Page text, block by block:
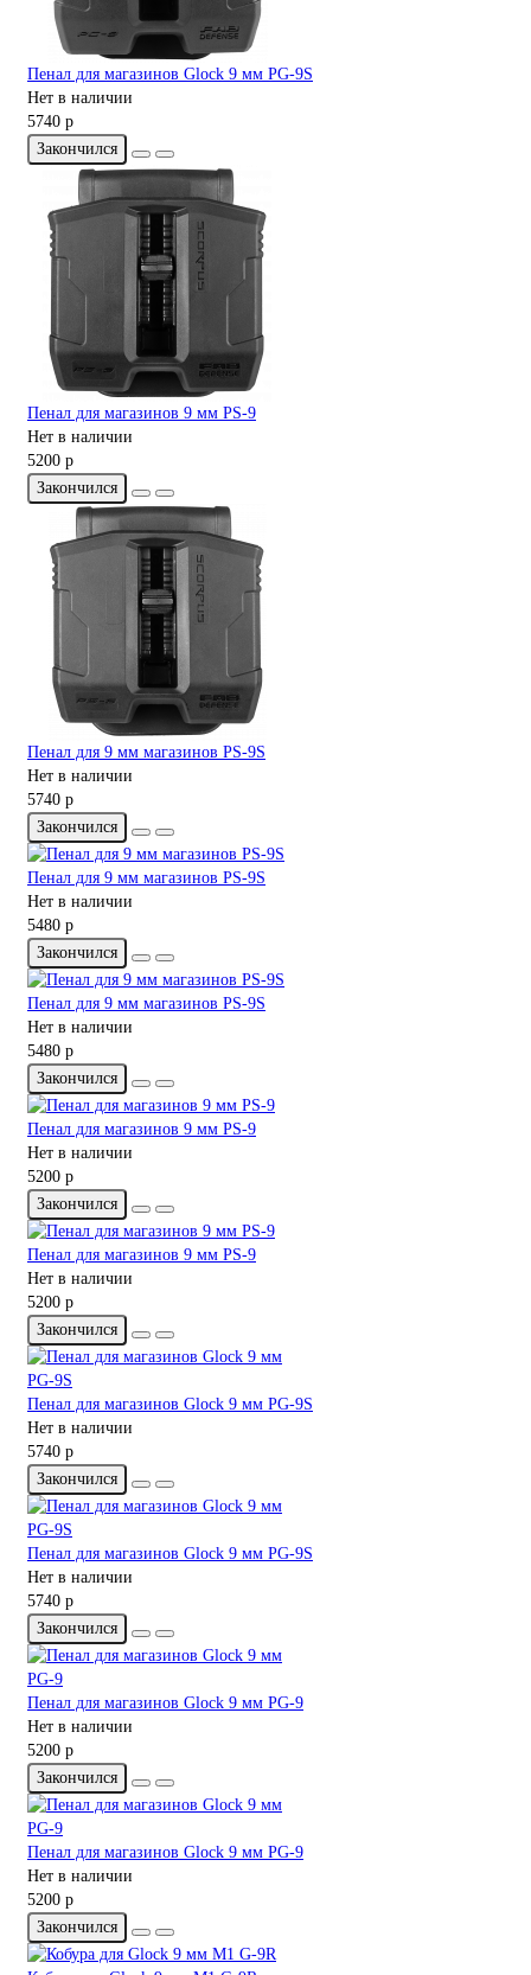
Пенал для магазинов Glock 9 мм PG-9S
Нет в наличии
5740 р
Закончился
Пенал для магазинов 9 мм PS-9
Нет в наличии
5200 р
Закончился
Пенал для 9 мм магазинов PS-9S
Нет в наличии
5740 р
Закончился
Пенал для 9 мм магазинов PS-9S
Нет в наличии
5480 р
Закончился
Пенал для 9 мм магазинов PS-9S
Нет в наличии
5480 р
Закончился
Пенал для магазинов 9 мм PS-9
Нет в наличии
5200 р
Закончился
Пенал для магазинов 9 мм PS-9
Нет в наличии
5200 р
Закончился
Пенал для магазинов Glock 9 мм PG-9S
Нет в наличии
5740 р
Закончился
Пенал для магазинов Glock 9 мм PG-9S
Нет в наличии
5740 р
Закончился
Пенал для магазинов Glock 9 мм PG-9
Нет в наличии
5200 р
Закончился
Пенал для магазинов Glock 9 мм PG-9
Нет в наличии
5200 р
Закончился